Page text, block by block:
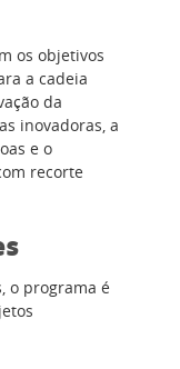
os objetivos
a cadeia
da
inovadoras, a
e o
recorte
o programa é